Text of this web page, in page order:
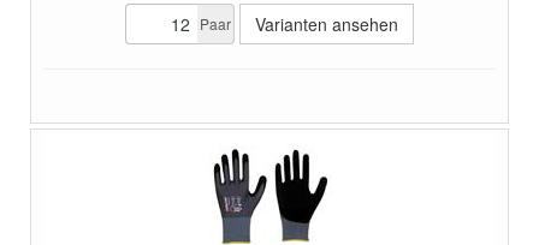
Paar Varianten ansehen